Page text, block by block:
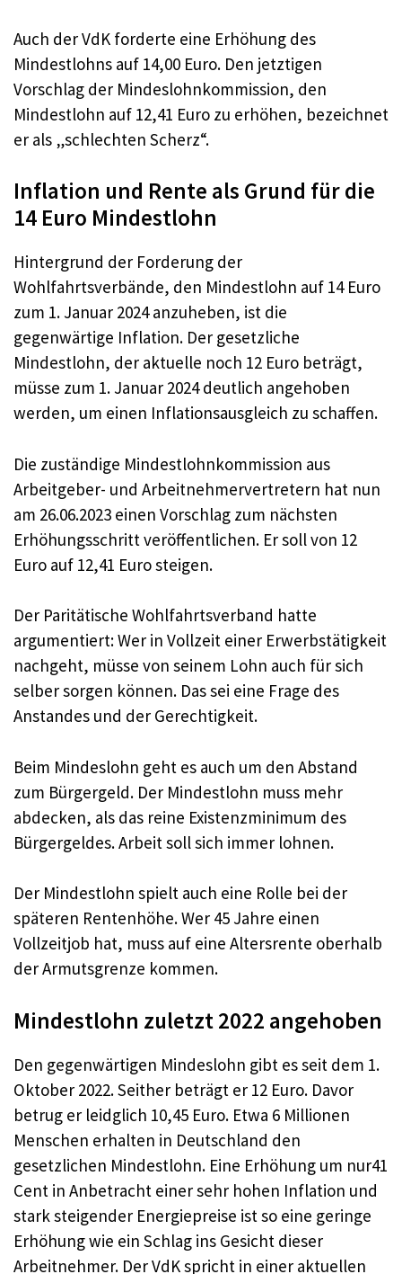
Auch der VdK forderte eine Erhöhung des
Mindestlohns auf 14,00 Euro. Den jetztigen
Vorschlag der Mindeslohnkommission, den
Mindestlohn auf 12,41 Euro zu erhöhen, bezeichnet
er als „schlechten Scherz“.
Inflation und Rente als Grund für die
14 Euro Mindestlohn
Hintergrund der Forderung der
Wohlfahrtsverbände, den Mindestlohn auf 14 Euro
zum 1. Januar 2024 anzuheben, ist die
gegenwärtige Inflation. Der gesetzliche
Mindestlohn, der aktuelle noch 12 Euro beträgt,
müsse zum 1. Januar 2024 deutlich angehoben
werden, um einen Inflationsausgleich zu schaffen.
Die zuständige Mindestlohnkommission aus
Arbeitgeber- und Arbeitnehmervertretern hat nun
am 26.06.2023 einen Vorschlag zum nächsten
Erhöhungsschritt veröffentlichen. Er soll von 12
Euro auf 12,41 Euro steigen.
Der Paritätische Wohlfahrtsverband hatte
argumentiert: Wer in Vollzeit einer Erwerbstätigkeit
nachgeht, müsse von seinem Lohn auch für sich
selber sorgen können. Das sei eine Frage des
Anstandes und der Gerechtigkeit.
Beim Mindeslohn geht es auch um den Abstand
zum Bürgergeld. Der Mindestlohn muss mehr
abdecken, als das reine Existenzminimum des
Bürgergeldes. Arbeit soll sich immer lohnen.
Der Mindestlohn spielt auch eine Rolle bei der
späteren Rentenhöhe. Wer 45 Jahre einen
Vollzeitjob hat, muss auf eine Altersrente oberhalb
der Armutsgrenze kommen.
Mindestlohn zuletzt 2022 angehoben
Den gegenwärtigen Mindeslohn gibt es seit dem 1.
Oktober 2022. Seither beträgt er 12 Euro. Davor
betrug er leidglich 10,45 Euro. Etwa 6 Millionen
Menschen erhalten in Deutschland den
gesetzlichen Mindestlohn. Eine Erhöhung um nur41
Cent in Anbetracht einer sehr hohen Inflation und
stark steigender Energiepreise ist so eine geringe
Erhöhung wie ein Schlag ins Gesicht dieser
Arbeitnehmer. Der VdK spricht in einer aktuellen